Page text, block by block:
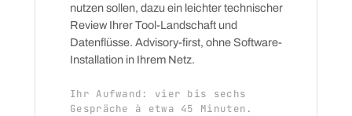
nutzen sollen, dazu ein leichter technischer
Review Ihrer Tool-Landschaft und
Datenflüsse. Advisory-first, ohne Software-
Installation in Ihrem Netz.
Ihr Aufwand: vier bis sechs
Gespräche à etwa 45 Minuten.